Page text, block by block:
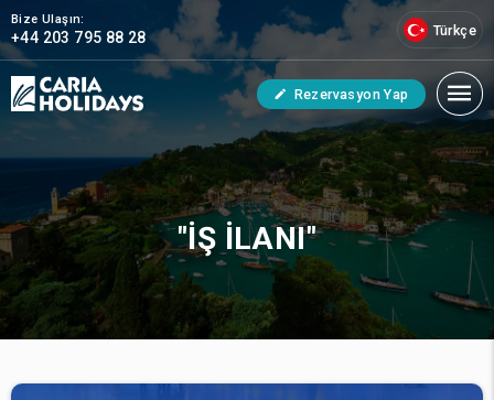
Bize Ulaşın:
+44 203 795 88 28 Türkçe
Rezervasyon Yap
"İŞ İLANI"